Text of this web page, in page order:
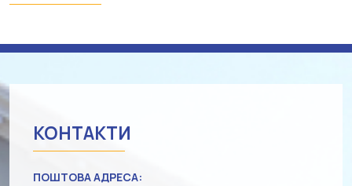
КОНТАКТИ
ПОШТОВА АДРЕСА: